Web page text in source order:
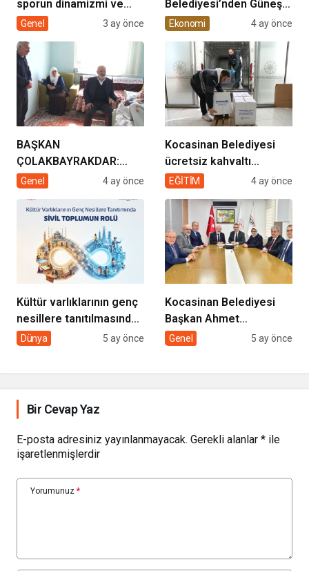
sporun dinamizmi ve
müziğin coşkusu
geliyor!
Genel 3 ay önce
Belediyesi’nden Güneş
Enerjisi Hamlesi
Ekonomi 4 ay önce
BAŞKAN
ÇOLAKBAYRAKDAR:
“EVDE SAĞLIK
GÖNÜLLERE
DOKUNUYORUZ”
Genel 4 ay önce
Kocasinan Belediyesi
ücretsiz kahvaltı
desteği projesi
EĞİTİM 4 ay önce
Kültür varlıklarının genç
nesillere tanıtılmasında
sivil toplumun rolü
Dünya 5 ay önce
Kocasinan Belediyesi
Başkan Ahmet
Çolakbayrakdar ile
Genel 5 ay önce
Bir Cevap Yaz
E-posta adresiniz yayınlanmayacak. Gerekli alanlar * ile
işaretlenmişlerdir
Yorumunuz *